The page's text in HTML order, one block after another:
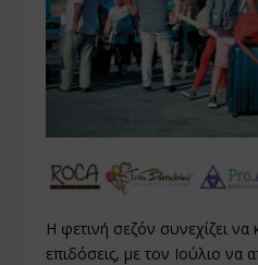
Η φετινή σεζόν συνεχίζει
επιδόσεις, με τον Ιούλιο να